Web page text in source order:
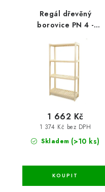
Regál dřevěný
borovice PN 4 -
133x80x43 cm
Skladem (>10 ks)
1 374 Kč bez DPH
1 662 Kč